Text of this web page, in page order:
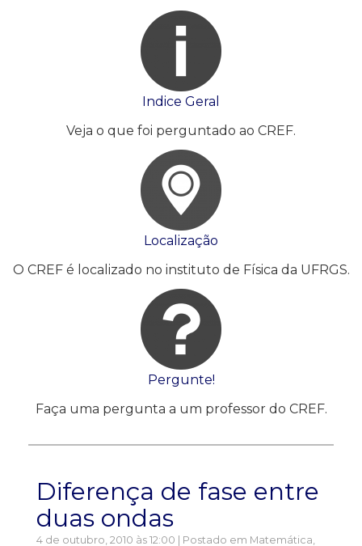
Indice Geral
Veja o que foi perguntado ao CREF.
Localização
O CREF é localizado no instituto de Física da UFRGS.
Pergunte!
Faça uma pergunta a um professor do CREF.
Diferença de fase entre
duas ondas
4 de outubro, 2010 às 12:00 | Postado em Matemática